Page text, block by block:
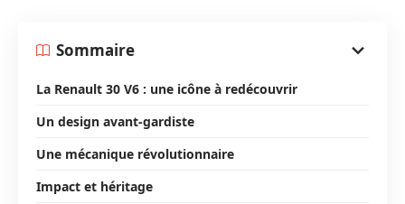
Sommaire
La Renault 30 V6 : une icône à redécouvrir
Un design avant-gardiste
Une mécanique révolutionnaire
Impact et héritage